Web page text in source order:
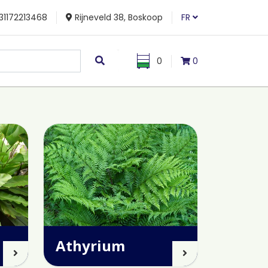
Rijneveld 38, Boskoop FR
0 0
Athyrium